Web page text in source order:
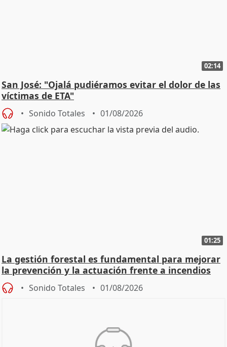
02:14
San José: "Ojalá pudiéramos evitar el dolor de las
víctimas de ETA"
Sonido Totales 01/08/2026
01:25
La gestión forestal es fundamental para mejorar
la prevención y la actuación frente a incendios
Sonido Totales 01/08/2026